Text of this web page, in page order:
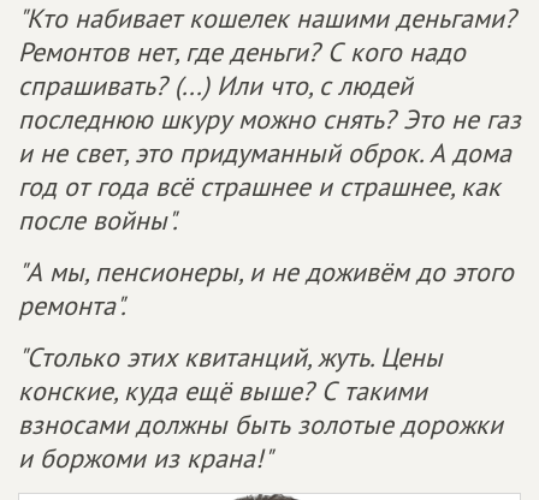
"Кто набивает кошелек нашими деньгами?
Ремонтов нет, где деньги? С кого надо
спрашивать? (...) Или что, с людей
последнюю шкуру можно снять? Это не газ
и не свет, это придуманный оброк. А дома
год от года всё страшнее и страшнее, как
после войны".
"А мы, пенсионеры, и не доживём до этого
ремонта".
"Столько этих квитанций, жуть. Цены
конские, куда ещё выше? С такими
взносами должны быть золотые дорожки
и боржоми из крана!"